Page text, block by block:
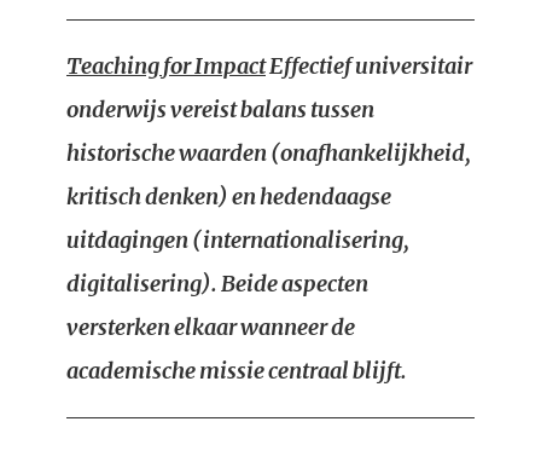
Teaching for ImpactEffectief universitair
onderwijs vereist balans tussen
historische waarden (onafhankelijkheid,
kritisch denken) en hedendaagse
uitdagingen (internationalisering,
digitalisering). Beide aspecten
versterken elkaar wanneer de
academische missie centraal blijft.